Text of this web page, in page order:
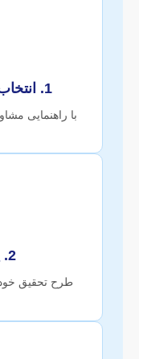
1. انتخاب موضوع هوشمندانه
با راهنمایی
2. پروپوزال قوی
طرح تحقیق خود